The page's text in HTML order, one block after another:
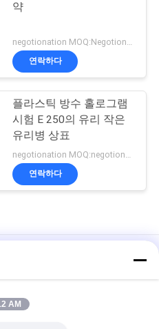
약
negotionation MOQ:Negotionation
연락하다
플라스틱 방수 홀로그램
시험 E 250의 유리 작은
유리병 상표
연락하다
레이블이 있는 유리 바이알
아세테이트 작은 유리병 작은
AM